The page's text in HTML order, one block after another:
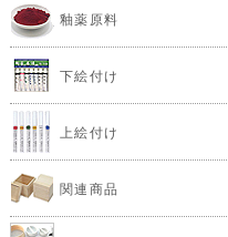
釉薬原料
下絵付け
上絵付け
関連商品